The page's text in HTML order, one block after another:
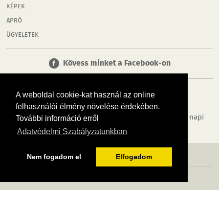
A weboldal cookie-kat használ az online
felhasználói élmény növelése érdekében.
További információ erről
Adatvédelmi Szabályzatunkban
Nem fogadom el Elfogadom
KÉPEK
APRÓ
ÜGYELETEK
Kövess minket a Facebook-on
Tudj meg többet városodról! Hírek, programok, képek, napi
menü, cégek…. és minden, ami Rábaköz
MÉDIAAJÁNLÓ ADATVÉDELEM IMPRESSZUM RÓLUNK